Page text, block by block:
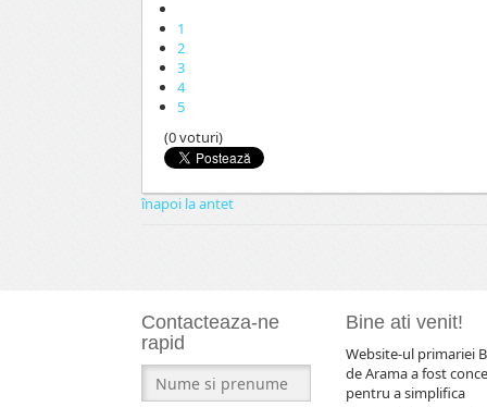
1
2
3
4
5
(0 voturi)
înapoi la antet
Contacteaza-ne
rapid
Bine ati venit!
Website-ul primariei
de Arama a fost
pentru a simplifica